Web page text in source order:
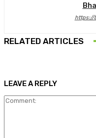
https://
RELATED ARTICLES
LEAVE A REPLY